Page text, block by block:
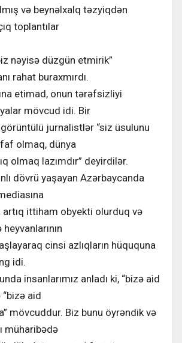
və beynəlxalq təzyiqdən
toplantılar
nəyisə düzgün etmirik”
rahat buraxmırdı.
etimad, onun tərəfsizliyi
mövcud idi. Bir
jurnalistlər “siz üsulunu
olmaq, dünya
olmaq lazımdır” deyirdilər.
dövrü yaşayan Azərbaycanda
artıq ittiham obyekti olurduq və
cinsi azlıqların hüququna
idi.
insanlarımız anladı ki, “bizə aid
“bizə aid
mövcuddur. Biz bunu öyrəndik və
müharibədə